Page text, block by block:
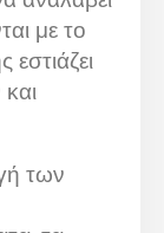
με το
των